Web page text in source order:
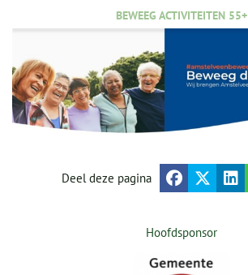
BEWEEG ACTIVITEITEN 55+
Deel deze pagina
Hoofdsponsor